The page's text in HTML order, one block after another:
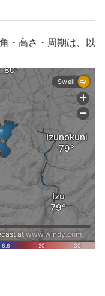
・高さ・周期は、以